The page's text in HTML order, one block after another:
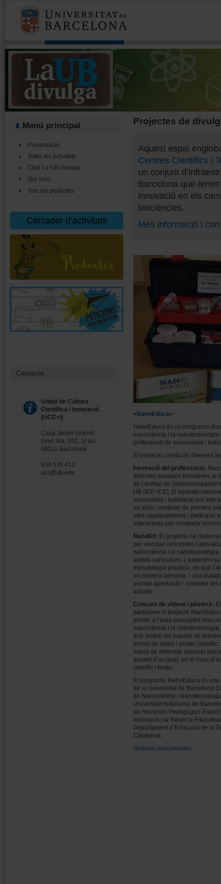
Menú principal
Presentació
Totes les activitats
Club La UB divulga
Qui som
Tots els projectes
Cercador d’activitats
Contacte
Unitat de Cultura
Científica i Innovació
(UCC+I)
Casa Jeroni Granell
Gran Via, 582, 1r pis
08011 Barcelona
934 035 412
ucc@ub.edu
Projectes de
Aquest espai
Centres Científics i
un conjunt
Barcelona que
innovació en els
biociències.
Més informació i
«NanoEduca»
NanoEduca és un programa
nanociència i la nanotecnologia
professorat de secundària i
El projecte consta de diverses
Formació del professorat:
diverses sessions formatives al
de l’Institut de
UB (IDP-ICE). D’aquesta
secundària i batxillerat pot
en actiu, conèixer de primera
més capdavanteres i participar
interactives per compartir
NanoKit: El projecte ha
per vincular conceptes i
nanociència i la nanotecnologia
àmbits curriculars.
metodologia pràctica, en què
en primera persona, i una
permet aprofundir i conèixer les
actuals.
Concurs de vídeos i pòsters:
participen el projecte
primer a l’aula conceptes
nanociència i la
què arribin les hauran de
format de vídeo i pòster científic.
haurà de defensar aquesta
davant d’un jurat, en el marc
científic i festiu.
El programa NanoEduca és
de la Universitat de Barcelona
de Nanociència i
Universitat Autònoma de
de Recursos Pedagògics
Innovació i la Recerca
Departament d’Educació de la
Catalunya.
Notícies relacionades